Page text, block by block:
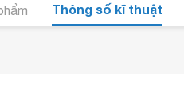
Thông số kĩ thuật